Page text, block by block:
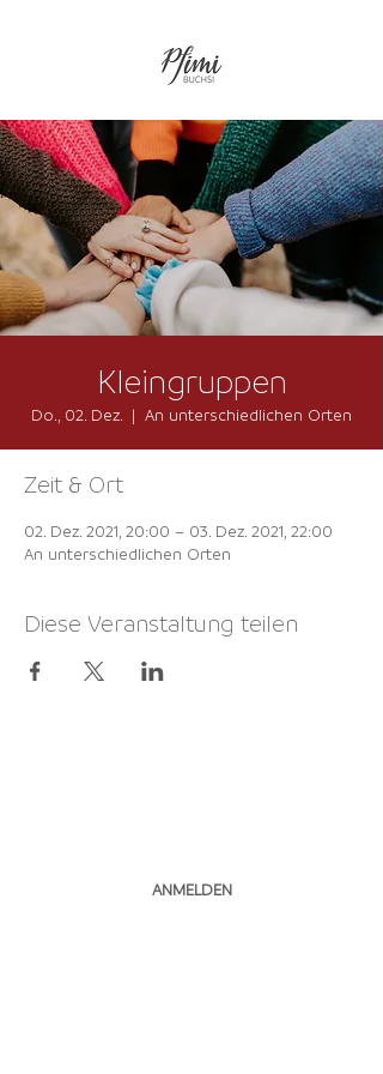
Kleingruppen
Do., 02. Dez.
  |
An unterschiedlichen Orten
Zeit & Ort
02. Dez. 2021, 20:00 – 03. Dez. 2021, 22:00
An unterschiedlichen Orten
Diese Veranstaltung teilen
ANMELDEN